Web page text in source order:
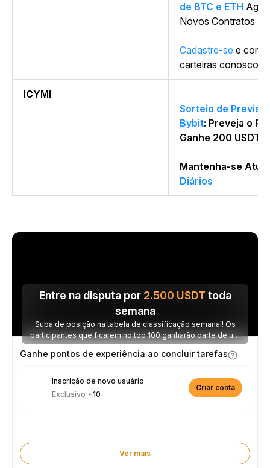
de BTC e ETH
Novos Contratos
Cadastre-se e
carteiras conosco
ICYMI
Sorteio de
Bybit: Preveja o
Ganhe 200 USDT!
Mantenha-se
Diários
Entre na disputa por 2.500 USDT toda
semana
Suba de posição na tabela de classificação semanal! Os
participantes que ficarem no top 100 ganharão parte de um
prêmio de 2.500 USDT toda semana.
Ganhe pontos de experiência ao concluir tarefas
Inscrição de novo usuário
Exclusivo +10
Criar conta
Ver mais